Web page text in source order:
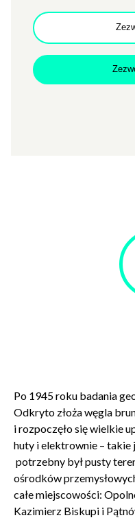
7.05.2026
7 zł
Spotkanie autorskie z
Po 1945 roku badania
Odkryto złoża węgla
i rozpoczęło się wielkie
huty i elektrownie – takie
potrzebny był pusty
ośrodków
całe miejscowości:
Kazimierz Biskupi i